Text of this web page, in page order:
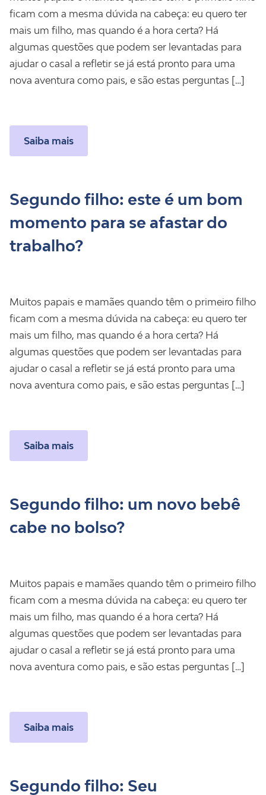
ficam com a mesma dúvida na cabeça: eu quero ter
mais um filho, mas quando é a hora certa? Há
algumas questões que podem ser levantadas para
ajudar o casal a refletir se já está pronto para uma
nova aventura como pais, e são estas perguntas […]
Saiba mais
Segundo filho: este é um bom
momento para se afastar do
trabalho?
Muitos papais e mamães quando têm o primeiro filho
ficam com a mesma dúvida na cabeça: eu quero ter
mais um filho, mas quando é a hora certa? Há
algumas questões que podem ser levantadas para
ajudar o casal a refletir se já está pronto para uma
nova aventura como pais, e são estas perguntas […]
Saiba mais
Segundo filho: um novo bebê
cabe no bolso?
Muitos papais e mamães quando têm o primeiro filho
ficam com a mesma dúvida na cabeça: eu quero ter
mais um filho, mas quando é a hora certa? Há
algumas questões que podem ser levantadas para
ajudar o casal a refletir se já está pronto para uma
nova aventura como pais, e são estas perguntas […]
Saiba mais
Segundo filho: Seu